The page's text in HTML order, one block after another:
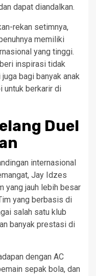
dapat diandalkan.
rekan setimnya,
memiliki
yang tinggi.
inspirasi tidak
bagi banyak anak
untuk berkarir di
Duel
internasional
Jay Idzes
yang jauh lebih besar
yang berbasis di
salah satu klub
banyak prestasi di
dengan AC
sepak bola, dan